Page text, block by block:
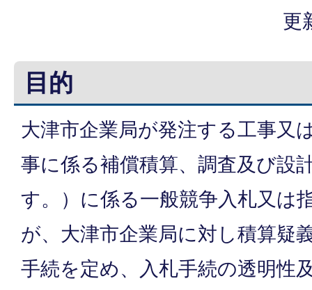
更
目的
大津市企業局が発注する工事又
事に係る補償積算、調査及び設
す。）に係る一般競争入札又は
が、大津市企業局に対し積算疑
手続を定め、入札手続の透明性